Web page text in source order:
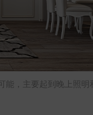
，主要起到晚上照